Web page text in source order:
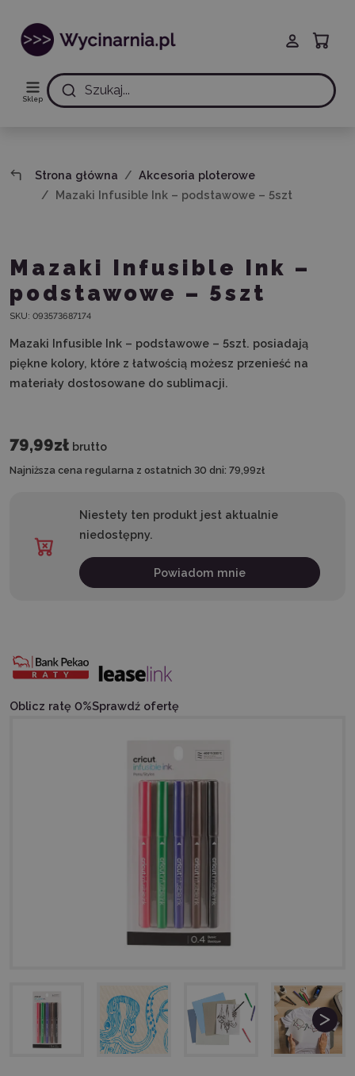
Sklep
Szukaj...
Strona główna
Akcesoria ploterowe
Mazaki Infusible Ink – podstawowe – 5szt
Mazaki Infusible Ink –
podstawowe – 5szt
SKU: 093573687174
Mazaki Infusible Ink – podstawowe – 5szt. posiadają
piękne kolory, które z łatwością możesz przenieść na
materiały dostosowane do sublimacji.
79,99zł brutto
Najniższa cena regularna z ostatnich 30 dni: 79,99zł
Niestety ten produkt jest aktualnie
niedostępny.
Powiadom mnie
Oblicz ratę 0%Sprawdź ofertę